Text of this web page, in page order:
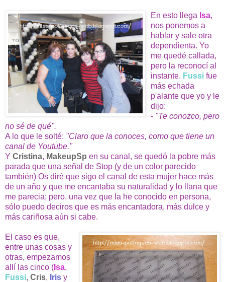
En esto llega Isa,
nos ponemos a
hablar y sale otra
dependienta. Yo
me quedé callada,
pero la reconocí al
instante. Fussi fue
más echada
p'alante que yo y le
dijo:
- "Te conozco, pero
no sé de qué".
A lo que le solté: "Claro que la conoces, como que tiene un
canal de Youtube."
Y Cristina, MakeupSp en su canal, se quedó la pobre más
parada que una señal de Stop (y de un color parecido
también) Os diré que sigo el canal de esta mujer hace más
de un año y que me encantaba su naturalidad y lo llana que
me parecia; pero, una vez que la he conocido en persona,
sólo puedo deciros que es más encantadora, más dulce y
más cariñosa aún si cabe.
El caso es que,
entre unas cosas y
otras, empezamos
allí las cinco ( Isa,
Fussi, Cris, Iris y